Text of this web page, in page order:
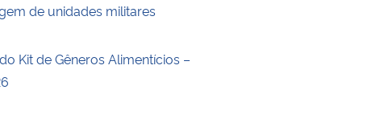
de unidades militares
Kit de Gêneros Alimentícios –